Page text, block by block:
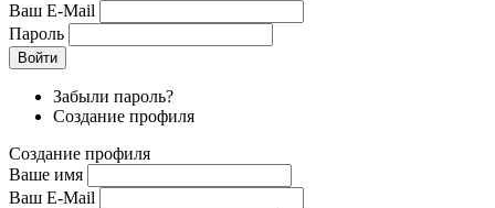
Ваш E-Mail
Пароль
Войти
Забыли пароль?
Создание профиля
Создание профиля
Ваше имя
Ваш E-Mail